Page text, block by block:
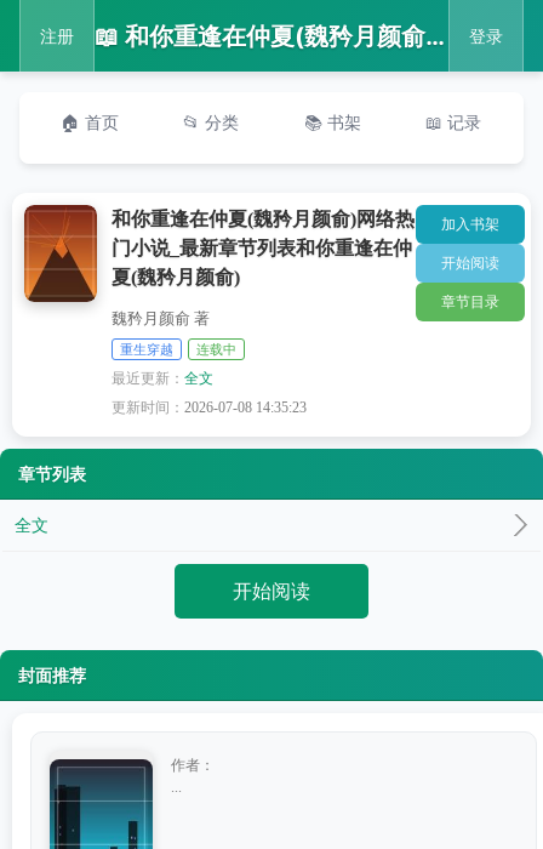
注册 📖 和你重逢在仲夏(魏矜月颜俞)网络热门小说_最新章节列表和你重逢在仲夏(魏矜月颜俞) 登录
🏠 首页 📂 分类 📚 书架 📖 记录
和你重逢在仲夏(魏矜月颜俞)网络热
门小说_最新章节列表和你重逢在仲
夏(魏矜月颜俞)
魏矜月颜俞 著
重生穿越 连载中
最近更新：全文
更新时间：2026-07-08 14:35:23
加入书架
开始阅读
章节目录
章节列表
全文
开始阅读
封面推荐
作者：